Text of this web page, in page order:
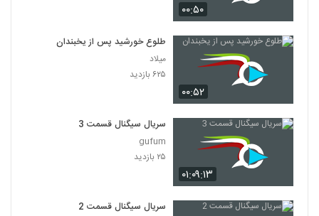
۰۰:۵۰
۰۰:۵۲
طلوع خورشید پس از یخبندان
میلاد
۶۲۵ بازدید
۰۱:۰۹:۱۳
سریال سیگنال قسمت 3
gufum
۲۵ بازدید
سریال سیگنال قسمت 2